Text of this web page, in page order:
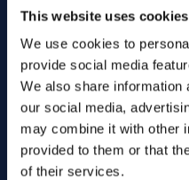
This website uses cookies
We use cookies to
provide social media
We also share information
our social media,
may combine it with other
provided to them or that
of their services.
Saisissez la quantité
Votre message